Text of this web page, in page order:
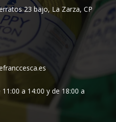
23 bajo, La Zarza, CP
a 14:00 y de 18:00 a